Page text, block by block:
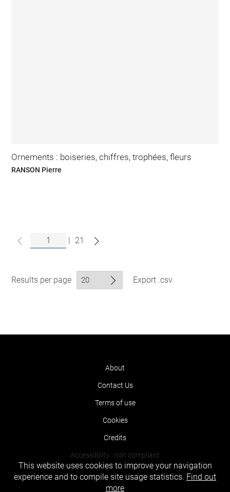
Ornements : boiseries, chiffres, trophées, fleurs
RANSON Pierre
| 21
Results per page Export .csv
About
Contact Us
Terms of use
Cookies
Credits
Accessibility : non compliant
This website uses cookies to improve your navigation
experience and to compile site usage statistics. Find out
more